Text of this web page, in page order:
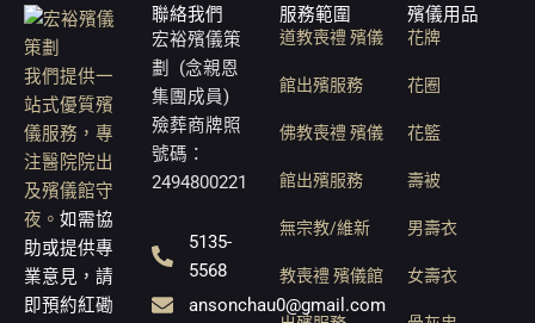
我們提供一
站式優質殯
儀服務，專
注醫院院出
及殯儀館守
夜。 如需協
助或提供專
業意見，請
即預約紅磡
聯絡我們
宏裕殯儀策
劃 (念親恩
集團成員)
殮葬商牌照
號碼：
2494800221
5135-
5568
ansonchau0@gmail.com
服務範圍
道教喪禮 殯儀
館出殯服務
佛教喪禮 殯儀
館出殯服務
無宗教/維新
教喪禮 殯儀館
殯儀用品
花牌
花圈
花籃
壽被
男壽衣
女壽衣